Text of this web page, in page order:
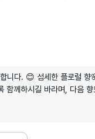
니다. 😊 섬세한 플로럴
께하시길 바라며, 다음